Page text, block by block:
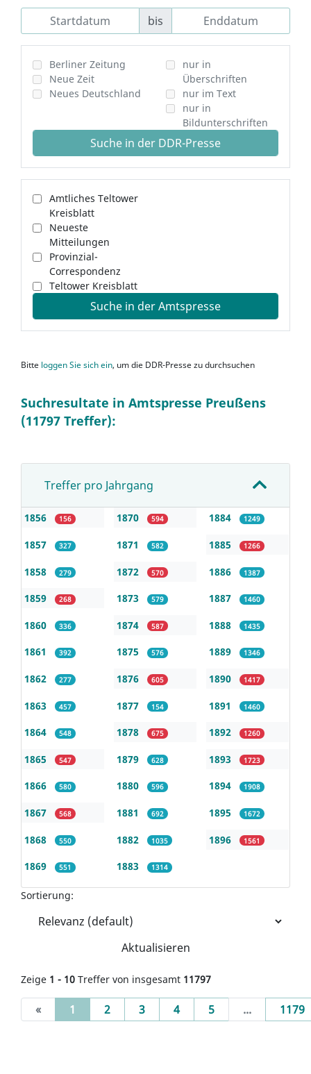
bis
Berliner Zeitung
Neue Zeit
Neues Deutschland
nur in
Überschriften
nur im Text
nur in
Bildunterschriften
Suche in der DDR-Presse
Amtliches Teltower
Kreisblatt
Neueste
Mitteilungen
Provinzial-
Correspondenz
Teltower Kreisblatt
Suche in der Amtspresse
Bitte loggen Sie sich ein, um die DDR-Presse zu durchsuchen
Suchresultate in Amtspresse Preußens
(11797 Treffer):
Treffer pro Jahrgang
1856 156
1857 327
1858 279
1859 268
1860 336
1861 392
1862 277
1863 457
1864 548
1865 547
1866 580
1867 568
1868 550
1869 551
1870 594
1871 582
1872 570
1873 579
1874 587
1875 576
1876 605
1877 154
1878 675
1879 628
1880 596
1881 692
1882 1035
1883 1314
1884 1249
1885 1266
1886 1387
1887 1460
1888 1435
1889 1346
1890 1417
1891 1460
1892 1260
1893 1723
1894 1908
1895 1672
1896 1561
Sortierung:
Aktualisieren
Zeige 1 - 10 Treffer von insgesamt 11797
« 1 (current)
2 3 4 5 ... 1179